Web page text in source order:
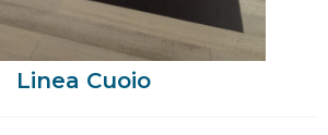
Linea Cuoio